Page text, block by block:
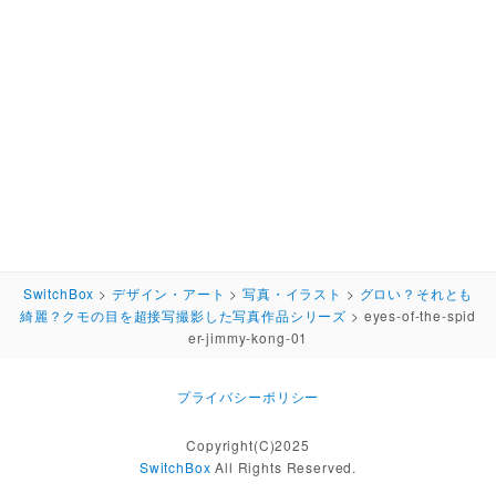
SwitchBox > デザイン・アート >写真・イラスト > グロい？それとも
綺麗？クモの目を超接写撮影した写真作品シリーズ > eyes-of-the-spid
er-jimmy-kong-01
プライバシーポリシー
Copyright(C)2025
SwitchBox All Rights Reserved.